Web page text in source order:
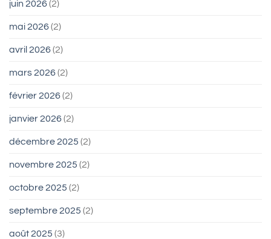
juin 2026(2)
mai 2026(2)
avril 2026(2)
mars 2026(2)
février 2026(2)
janvier 2026(2)
décembre 2025 (2)
novembre 2025 (2)
octobre 2025 (2)
septembre 2025 (2)
août 2025 (3)